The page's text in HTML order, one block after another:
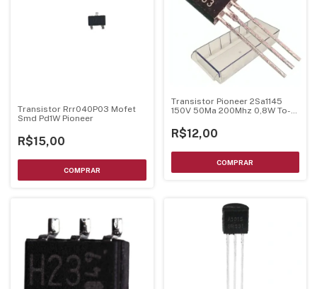
Transistor Rrr040P03 Mofet
Smd Pd1W Pioneer
R$15,00
Transistor Pioneer 2Sa1145
150V 50Ma 200Mhz 0,8W To-
R$12,00